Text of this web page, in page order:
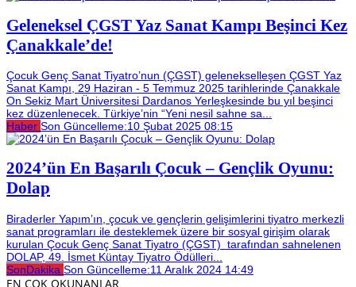
Geleneksel ÇGST Yaz Sanat Kampı Beşinci Kez
Çanakkale’de!
Çocuk Genç Sanat Tiyatro’nun (ÇGST) gelenekselleşen ÇGST Yaz
Sanat Kampı, 29 Haziran - 5 Temmuz 2025 tarihlerinde Çanakkale
On Sekiz Mart Üniversitesi Dardanos Yerleşkesinde bu yıl beşinci
kez düzenlenecek. Türkiye’nin “Yeni nesil sahne sa...
Haber Son Güncelleme:10 Şubat 2025 08:15
2024’ün En Başarılı Çocuk – Gençlik Oyunu:
Dolap
Biraderler Yapım’ın, çocuk ve gençlerin gelişimlerini tiyatro merkezli
sanat programları ile desteklemek üzere bir sosyal girişim olarak
kurulan Çocuk Genç Sanat Tiyatro (ÇGST) tarafından sahnelenen
DOLAP, 49. İsmet Küntay Tiyatro Ödülleri...
SonDakika Son Güncelleme:11 Aralık 2024 14:49
EN ÇOK OKUNANLAR